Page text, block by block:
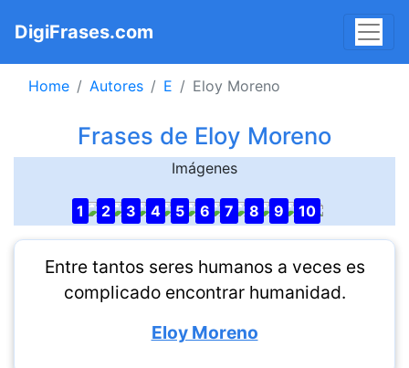
DigiFrases.com
Home Autores E Eloy Moreno
Frases de Eloy Moreno
Imágenes
1 2 3 4 5 6 7 8 9 10
Entre tantos seres humanos a veces es
complicado encontrar humanidad.
Eloy Moreno